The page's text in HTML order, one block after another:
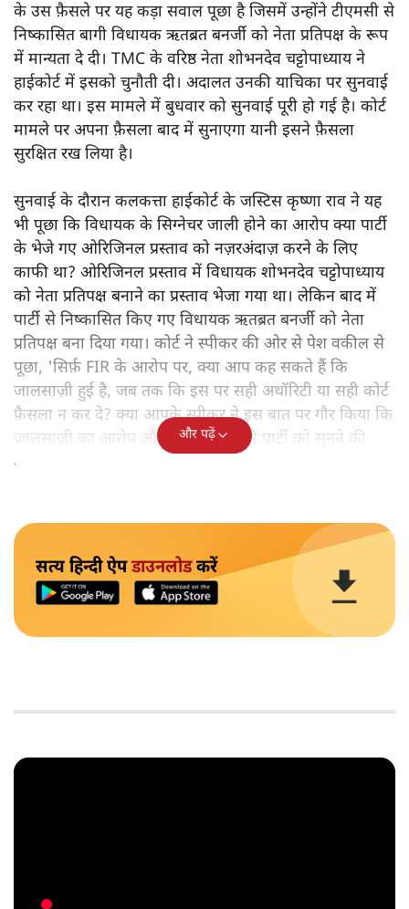
के उस फ़ैसले पर यह कड़ा सवाल पूछा है जिसमें उन्होंने टीएमसी से
निष्कासित बागी विधायक ऋतब्रत बनर्जी को नेता प्रतिपक्ष के रूप
में मान्यता दे दी। TMC के वरिष्ठ नेता शोभनदेव चट्टोपाध्याय ने
हाईकोर्ट में इसको चुनौती दी। अदालत उनकी याचिका पर सुनवाई
कर रहा था। इस मामले में बुधवार को सुनवाई पूरी हो गई है। कोर्ट
मामले पर अपना फ़ैसला बाद में सुनाएगा यानी इसने फ़ैसला
सुरक्षित रख लिया है।
सुनवाई के दौरान कलकत्ता हाईकोर्ट के जस्टिस कृष्णा राव ने यह
भी पूछा कि विधायक के सिग्नेचर जाली होने का आरोप क्या पार्टी
के भेजे गए ओरिजिनल प्रस्ताव को नज़रअंदाज़ करने के लिए
काफी था? ओरिजिनल प्रस्ताव में विधायक शोभनदेव चट्टोपाध्याय
को नेता प्रतिपक्ष बनाने का प्रस्ताव भेजा गया था। लेकिन बाद में
पार्टी से निष्कासित किए गए विधायक ऋतब्रत बनर्जी को नेता
प्रतिपक्ष बना दिया गया। कोर्ट ने स्पीकर की ओर से पेश वकील से
पूछा, 'सिर्फ़ FIR के आरोप पर, क्या आप कह सकते हैं कि
जालसाज़ी हुई है, जब तक कि इस पर सही अथॉरिटी या सही कोर्ट
फ़ैसला न कर दे? क्या आपके स्पीकर ने इस बात पर गौर किया कि
जालसाज़ी का आरोप और FIR है तो दूसरी पार्टी को सुनने की
कोई ज़रूरत नहीं है?'
और पढ़ें
सत्य हिन्दी ऐपडाउनलोडकरें